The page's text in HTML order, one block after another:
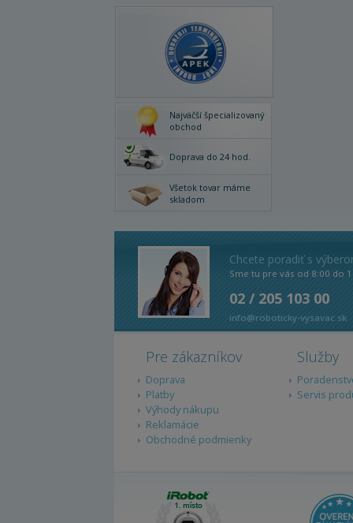
Najväčší špecializovaný
obchod
Doprava do 24 hod.
Všetok tovar máme
skladom
Chcete poradiť s
Sme tu pre vás od 8:00 do
02 / 205 103 00
info@roboticky-vysavac.sk
Pre zákazníkov
Doprava
Platby
Výhody nákupu
Reklamácie
Obchodné podmienky
Služby
Servis